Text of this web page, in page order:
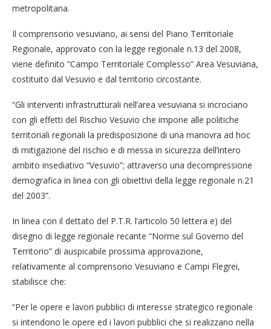
metropolitana.
Il comprensorio vesuviano, ai sensi del Piano Territoriale
Regionale, approvato con la legge regionale n.13 del 2008,
viene definito “Campo Territoriale Complesso” Area Vesuviana,
costituito dal Vesuvio e dal territorio circostante.
“Gli interventi infrastrutturali nell’area vesuviana si incrociano
con gli effetti del Rischio Vesuvio che impone alle politiche
territoriali regionali la predisposizione di una manovra ad hoc
di mitigazione del rischio e di messa in sicurezza dell’intero
ambito insediativo “Vesuvio”; attraverso una decompressione
demografica in linea con gli obiettivi della legge regionale n.21
del 2003”.
In linea con il dettato del P.T.R. l’articolo 50 lettera e) del
disegno di legge regionale recante “Norme sul Governo del
Territorio” di auspicabile prossima approvazione,
relativamente al comprensorio Vesuviano e Campi Flegrei,
stabilisce che:
“Per le opere e lavori pubblici di interesse strategico regionale
si intendono le opere ed i lavori pubblici che si realizzano nella